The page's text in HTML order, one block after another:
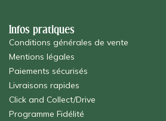
Infos pratiques
Conditions générales de vente
Mentions légales
Paiements sécurisés
Livraisons rapides
Click and Collect/Drive
Programme Fidélité